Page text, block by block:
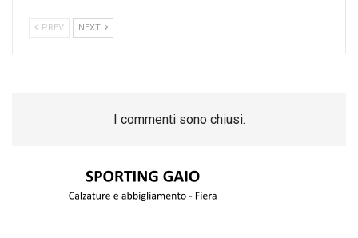
PREV NEXT
I commenti sono chiusi.